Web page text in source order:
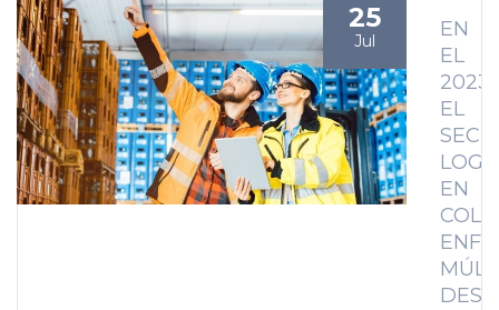
25
Jul
EN
EL
2023
EL
EN